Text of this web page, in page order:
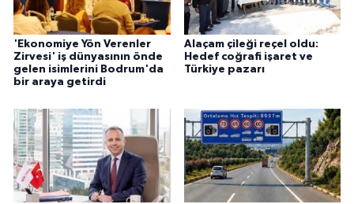
'Ekonomiye Yön Verenler
Zirvesi' iş dünyasının önde
gelen isimlerini Bodrum'da
bir araya getirdi
Alaçam çileği reçel oldu:
Hedef coğrafi işaret ve
Türkiye pazarı